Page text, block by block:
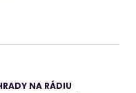
NA RÁDIU